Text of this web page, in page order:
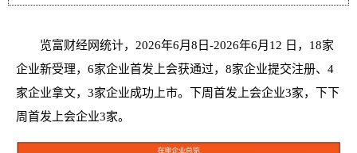
览富财经网统计，2026年6月8日-2026年6月12 日，18家
企业新受理，6家企业首发上会获通过，8家企业提交注册、4
家企业拿文，3家企业成功上市。下周首发上会企业3家，下下
周首发上会企业3家。